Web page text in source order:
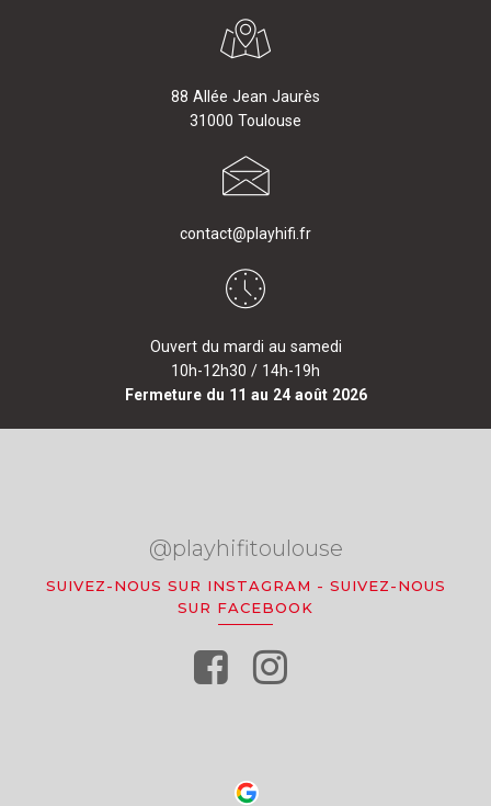
88 Allée Jean Jaurès
31000 Toulouse
contact@playhifi.fr
Ouvert du mardi au samedi
10h-12h30 / 14h-19h
Fermeture du 11 au 24 août 2026
@playhifitoulouse
SUIVEZ-NOUS SUR INSTAGRAM - SUIVEZ-NOUS
SUR FACEBOOK